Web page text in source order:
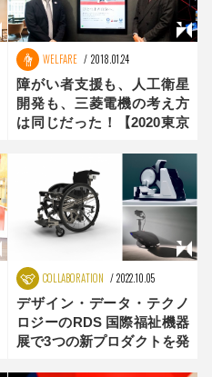
WELFARE 2018.01.24
障がい者支援も、人工衛星
開発も、三菱電機の考え方
は同じだった！【2020東京
COLLABORATION 2022.10.05
デザイン・データ・テクノ
ロジーのRDS 国際福祉機器
展で3つの新プロダクトを発